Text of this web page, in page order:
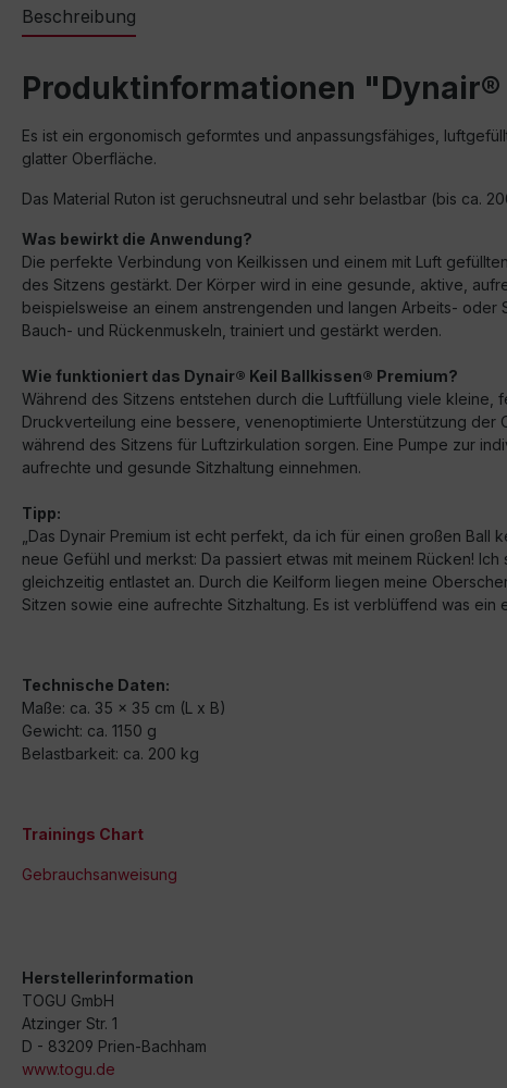
Beschreibung
Produktinformationen
Es ist ein ergonomisch geformtes und anpassungsfähiges,
glatter Oberfläche.
Das Material Ruton ist geruchsneutral und sehr belastbar (bis ca.
Was bewirkt die Anwendung?
Die perfekte Verbindung von Keilkissen und einem mit Luft
des Sitzens gestärkt. Der Körper wird in eine gesunde, aktive,
beispielsweise an einem anstrengenden und langen Arbeits-
Bauch- und Rückenmuskeln, trainiert und gestärkt werden.
Wie funktioniert das Dynair® Keil Ballkissen® Premium?
Während des Sitzens entstehen durch die Luftfüllung viele
Druckverteilung eine bessere, venenoptimierte Unterstützung
während des Sitzens für Luftzirkulation sorgen. Eine Pumpe zur
aufrechte und gesunde Sitzhaltung einnehmen.
Tipp:
„Das Dynair Premium ist echt perfekt, da ich für einen großen
neue Gefühl und merkst: Da passiert etwas mit meinem Rücken!
gleichzeitig entlastet an. Durch die Keilform liegen meine
Sitzen sowie eine aufrechte Sitzhaltung. Es ist verblüffend was
Technische Daten:
Maße: ca. 35 x 35 cm (L x B)
Gewicht: ca. 1150 g
Belastbarkeit: ca. 200 kg
Trainings Chart
Gebrauchsanweisung
Herstellerinformation
TOGU GmbH
Atzinger Str. 1
D - 83209 Prien-Bachham
www.togu.de